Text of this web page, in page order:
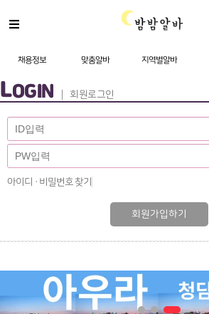
채용정보 맞춤알바 지역별알바
LOGIN 회원로그인
아이디 · 비밀번호 찾기
회원가입하기